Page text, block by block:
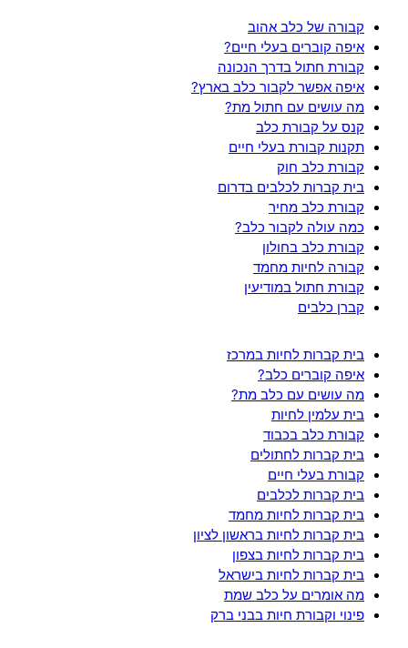
קבורה של כלב אהוב
איפה קוברים בעלי חיים?
קבורת חתול בדרך הנכונה
איפה אפשר לקבור כלב בארץ?
מה עושים עם חתול מת?
קנס על קבורת כלב
תקנות קבורת בעלי חיים
קבורת כלב חוק
בית קברות לכלבים בדרום
קבורת כלב מחיר
כמה עולה לקבור כלב?
קבורת כלב בחולון
קבורה לחיות מחמד
קבורת חתול במודיעין
קברן כלבים
בית קברות לחיות במרכז
איפה קוברים כלב?
מה עושים עם כלב מת?
בית עלמין לחיות
קבורת כלב בכבוד
בית קברות לחתולים
קבורת בעלי חיים
בית קברות לכלבים
בית קברות לחיות מחמד
בית קברות לחיות בראשון לציון
בית קברות לחיות בצפון
בית קברות לחיות בישראל
מה אומרים על כלב שמת
פינוי וקבורת חיות בבני ברק